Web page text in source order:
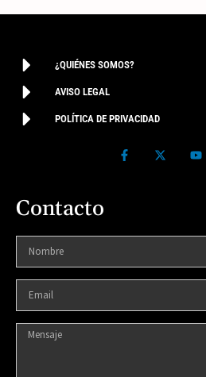
¿QUIÉNES SOMOS?
AVISO LEGAL
POLÍTICA DE PRIVACIDAD
Contacto